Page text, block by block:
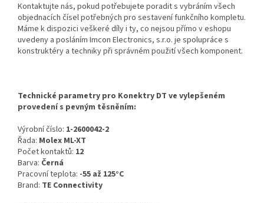
Kontaktujte nás, pokud potřebujete poradit s vybráním všech
objednacích čísel potřebných pro sestavení funkčního kompletu.
Máme k dispozici veškeré díly i ty, co nejsou přímo v eshopu
uvedeny a posláním Imcon Electronics, s.r.o. je spolupráce s
konstruktéry a techniky při správném použití všech komponent.
Technické parametry pro Konektry DT ve vylepšeném
provedení s pevným těsněním:
Výrobní číslo: 1-2600042-2
Řada: Molex ML-XT
Počet kontaktů: 12
Barva: Černá
Pracovní teplota: -55 až 125°C
Brand: TE Connectivity